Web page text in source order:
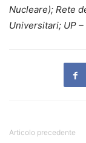
Nucleare); Rete
Universitari; UP –
Articolo precedente